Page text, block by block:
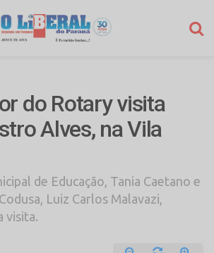
do Rotary visita
Alves, na Vila
de Educação, Tania Caetano e
Luiz Carlos Malavazi,
visita.